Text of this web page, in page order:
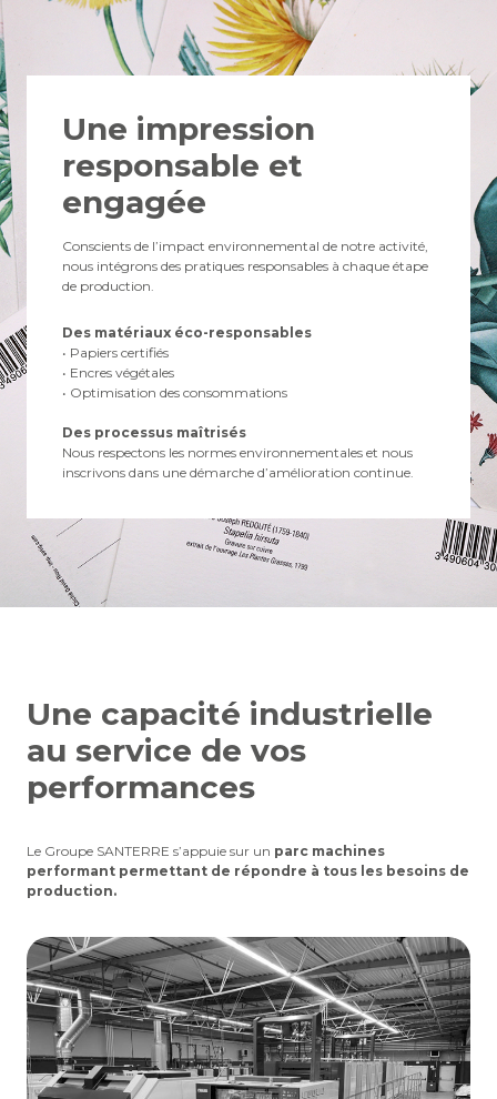
Une impression
responsable et
engagée
Conscients de l’impact environnemental de notre activité,
nous intégrons des pratiques responsables à chaque étape
de production.
Des matériaux éco-responsables
• Papiers certifiés
• Encres végétales
• Optimisation des consommations
Des processus maîtrisés
Nous respectons les normes environnementales et nous
inscrivons dans une démarche d’amélioration continue.
Une capacité industrielle
au service de vos
performances
Le Groupe SANTERRE s’appuie sur un parc machines
performant permettant de répondre à tous les besoins de
production.